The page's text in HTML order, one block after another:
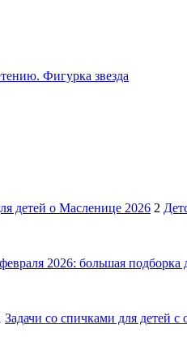
Фигурка звезда
детей о Масленице 2026 2
2026: большая подборка
Задачи со спичками для детей с